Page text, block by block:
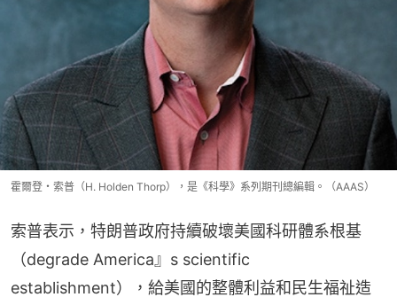
霍爾登・索普（H. Holden Thorp），是《科學》系列期刊總編輯。（AAAS）
索普表示，特朗普政府持續破壞美國科研體系根基
（degrade America』s scientific
establishment），給美國的整體利益和民生福祉造